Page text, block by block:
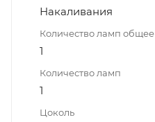
Накаливания
Количество ламп общее
1
Количество ламп
1
Цоколь